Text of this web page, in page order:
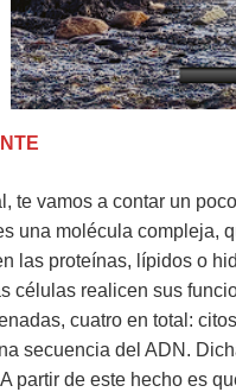
te vamos a contar un
una molécula compleja,
las proteínas, lípidos o
células realicen sus
cuatro en total:
secuencia del ADN.
partir de este hecho es